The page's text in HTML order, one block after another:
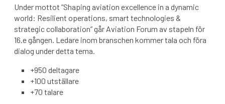
Under mottot ”Shaping aviation excellence in a dynamic
world: Resilient operations, smart technologies &
strategic collaboration” går Aviation Forum av stapeln för
16.e gången. Ledare inom branschen kommer tala och föra
dialog under detta tema.
+950 deltagare
+100 utställare
+70 talare